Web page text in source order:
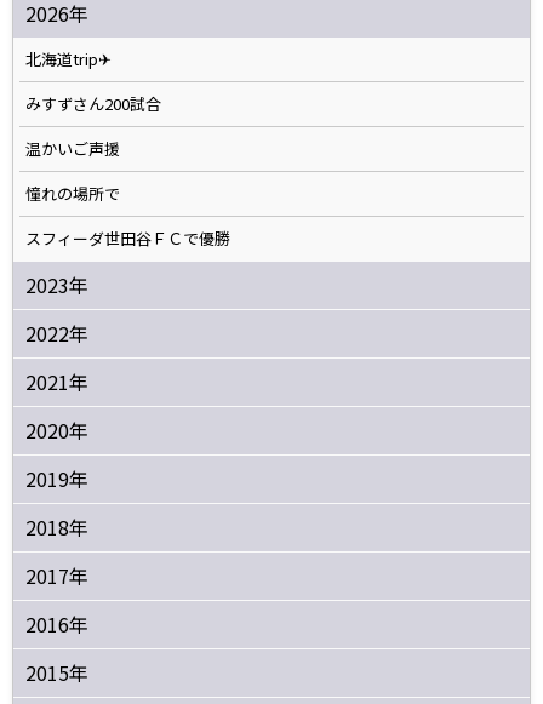
2026年
北海道trip✈
みすずさん200試合
温かいご声援
憧れの場所で
スフィーダ世田谷ＦＣで優勝
2023年
2022年
2021年
2020年
2019年
2018年
2017年
2016年
2015年